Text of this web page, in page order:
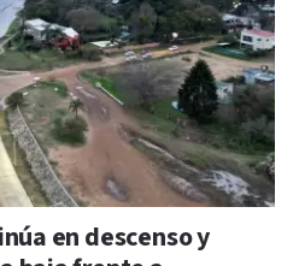
en descenso y